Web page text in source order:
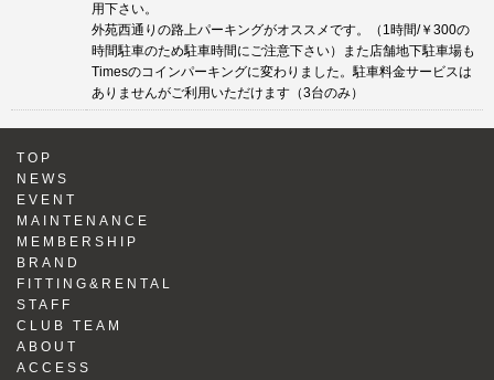
用下さい。
外苑西通りの路上パーキングがオススメです。（1時間/￥300の
時間駐車のため駐車時間にご注意下さい）また店舗地下駐車場も
Timesのコインパーキングに変わりました。駐車料金サービスは
ありませんがご利用いただけます（3台のみ）
TOP
NEWS
EVENT
MAINTENANCE
MEMBERSHIP
BRAND
FITTING&RENTAL
STAFF
CLUB TEAM
ABOUT
ACCESS